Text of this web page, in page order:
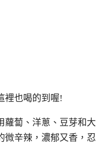
裡也喝的到喔!
蘿蔔、洋蔥、豆芽和大
微辛辣，濃郁又香，忍